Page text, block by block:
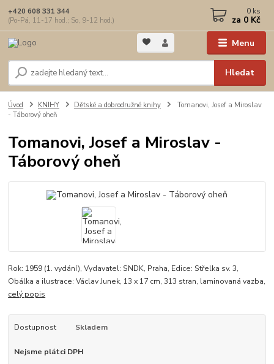
Menu
Hledat
+420 608 331 344
(Po-Pá, 11-17 hod.; So, 9-12 hod.)
0 ks
za 0 Kč
Úvod KNIHY Dětské a dobrodružné knihy
Tomanovi, Josef a Miroslav
- Táborový oheň
Tomanovi, Josef a Miroslav -
Táborový oheň
Rok: 1959 (1. vydání), Vydavatel: SNDK, Praha, Edice: Střelka sv. 3,
Obálka a ilustrace: Václav Junek, 13 x 17 cm, 313 stran, laminovaná vazba,
celý popis
Dostupnost Skladem
Nejsme plátci DPH